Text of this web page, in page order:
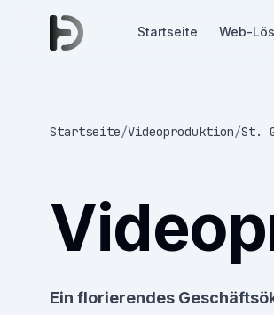
Startseite Web-
Startseite/Videoproduktion/St.
Ein florierendes